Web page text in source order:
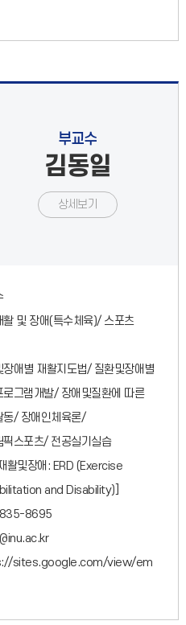
부교수
김동일
상세보기
활 및 장애(특수체육)/ 스포츠
장애별 재활지도법/ 질환및장애별
로그램개발/ 장애및질환에 따른
동/ 장애인체육론/
픽스포츠/ 전공실기실습
활및장애: ERD (Exercise
and Disability)]
8695
sites.google.com/view/em